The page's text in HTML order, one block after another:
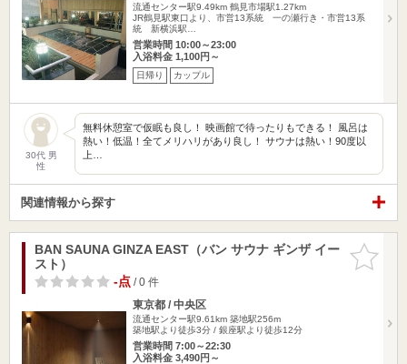
流通センター駅9.49km 鶴見市場駅1.27km
JR鶴見駅東口より、市営13系統 一の瀬行き・市営13系
統 新横浜駅…
営業時間 10:00～23:00
入浴料金 1,100円～
日帰り カップル
30代 男
性
無料休憩室で仮眠も良し！ 映画館で待ったりもできる！ 風呂は
熱い！低温！全てメリハリがあり良し！ サウナは熱い！90度以
上…
関連情報から探す
お気に入
りに追加
BAN SAUNA GINZA EAST（バン サウナ ギンザ イー
スト）
-点/ 0 件
東京都 / 中央区
流通センター駅9.61km 築地駅256m
築地駅より徒歩3分 / 銀座駅より徒歩12分
営業時間 7:00～22:30
入浴料金 3,490円～